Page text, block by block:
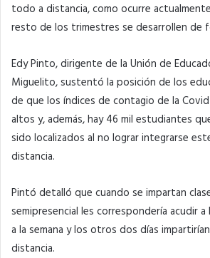
todo a distancia, como ocurre
resto de los trimestres se desarrollen de
Edy Pinto, dirigente de la Unión de
Miguelito, sustentó la posición de los
de que los índices de contagio de la
altos y, además, hay 46 mil estudiantes
sido localizados al no lograr integrarse
distancia.
Pintó detalló que cuando se impartan
semipresencial les correspondería acudir
a la semana y los otros dos días
distancia.